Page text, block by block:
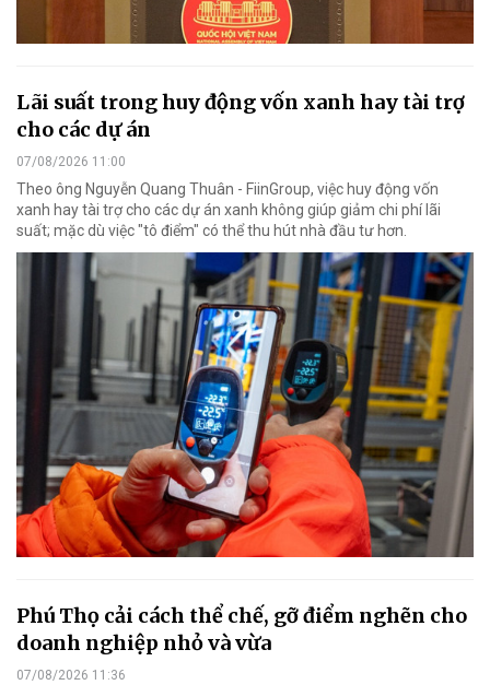
Lãi suất trong huy động vốn xanh hay tài trợ
cho các dự án
07/08/2026 11:00
Theo ông Nguyễn Quang Thuân - FiinGroup, việc huy động vốn
xanh hay tài trợ cho các dự án xanh không giúp giảm chi phí lãi
suất; mặc dù việc "tô điểm" có thể thu hút nhà đầu tư hơn.
Phú Thọ cải cách thể chế, gỡ điểm nghẽn cho
doanh nghiệp nhỏ và vừa
07/08/2026 11:36